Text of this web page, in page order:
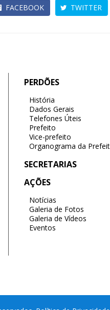
FACEBOOK TWITTER
PERDÕES
História
Dados Gerais
Telefones Úteis
Prefeito
Vice-prefeito
Organograma da
SECRETARIAS
AÇÕES
Notícias
Galeria de Fotos
Galeria de Vídeos
Eventos